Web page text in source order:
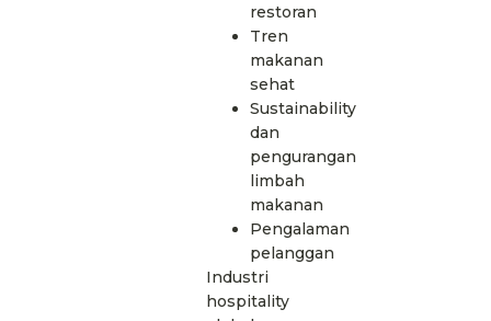
restoran
Tren
makanan
sehat
Sustainability
dan
pengurangan
limbah
makanan
Pengalaman
pelanggan
Industri
hospitality